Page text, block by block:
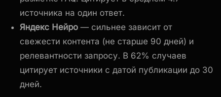
источника на один ответ.
Яндекс Нейро — сильнее зависит от
свежести контента (не старше 90 дней) и
релевантности запросу. В 62% случаев
цитирует источники с датой публикации до 30
дней.